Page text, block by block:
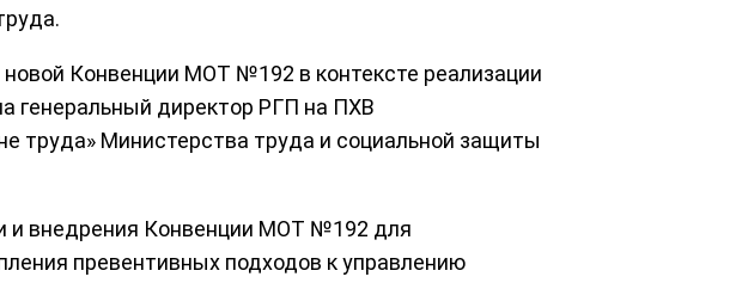
Конвенции МОТ №192 в контексте реализации
генеральный директор РГП на ПХВ
труда» Министерства труда и социальной защиты
и внедрения Конвенции МОТ №192 для
превентивных подходов к управлению